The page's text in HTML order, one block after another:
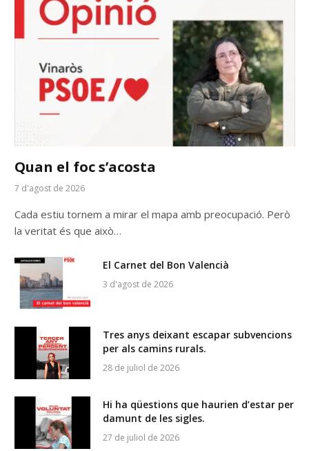
Quan el foc s’acosta
7 d'agost de 2026
Cada estiu tornem a mirar el mapa amb preocupació. Però
la veritat és que això…
El Carnet del Bon Valencià
3 d'agost de 2026
Tres anys deixant escapar subvencions
per als camins rurals.
28 de juliol de 2026
Hi ha qüestions que haurien d’estar per
damunt de les sigles.
27 de juliol de 2026